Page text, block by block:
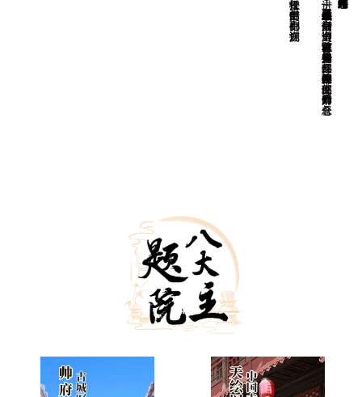
后任吏部郎中、副都御史、湖广巡抚。